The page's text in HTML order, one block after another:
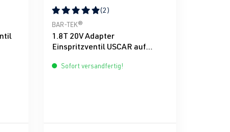
von 5 von 5 SternenDurchschnittliche Bewertung von 5 von 5 Sternen
(2)
BAR-TEK®
1.8T 20V Adapter
Einspritzventil USCAR auf
Sofort versandfertig!